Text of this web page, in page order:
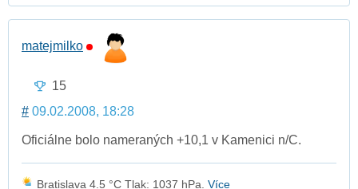
matejmilko
15
# 09.02.2008, 18:28
Oficiálne bolo nameraných +10,1 v Kamenici n/C.
Bratislava 4.5 °C Tlak: 1037 hPa. Více